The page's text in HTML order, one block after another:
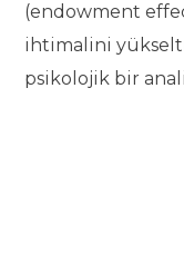
(endowment
ihtimalini
psikolojik bir